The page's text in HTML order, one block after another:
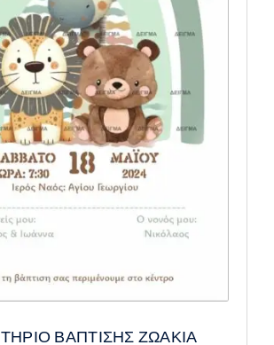
ΒΑΠΤΙΣΗΣ ΖΩΑΚΙΑ